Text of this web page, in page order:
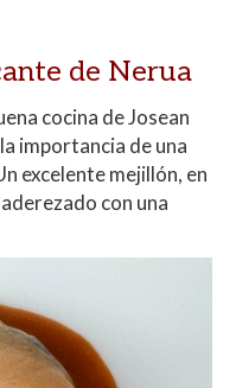
de Nerua
cocina de Josean
importancia de una
excelente mejillón, en
con una